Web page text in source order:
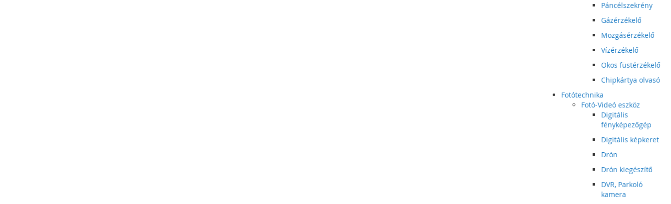
Páncélszekrény
Gázérzékelő
Mozgásérzékelő
Vízérzékelő
Okos füstérzékelő
Chipkártya olvasó
Fotótechnika
Fotó-Videó eszköz
Digitális
fényképezőgép
Digitális képkeret
Drón
Drón kiegészítő
DVR, Parkoló
kamera